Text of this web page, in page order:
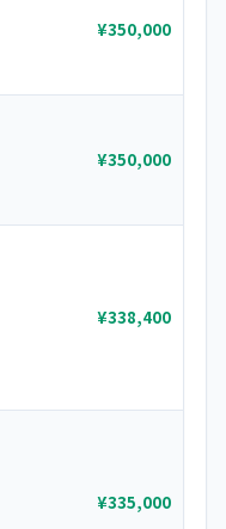
¥350,000
¥350,000
¥338,400
¥335,000